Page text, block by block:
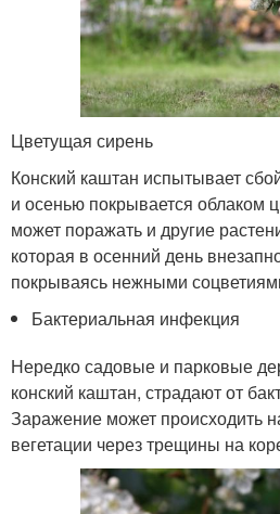
Цветущая сирень
Конский каштан испытывает
и осенью покрывается облаком
может поражать и другие
которая в осенний день
покрываясь нежными
Бактериальная инфекция
Нередко садовые и парковые
конский каштан, страдают от
Заражение может происходить
вегетации через трещины на